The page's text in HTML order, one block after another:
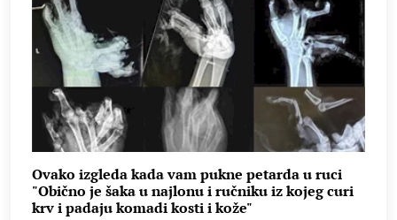
Ovako izgleda kada vam pukne petarda u ruci
"Obično je šaka u najlonu i ručniku iz kojeg curi
krv i padaju komadi kosti i kože"